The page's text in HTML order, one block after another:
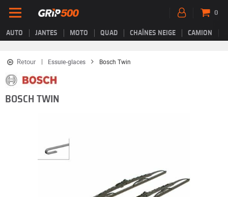
AUTO JANTES MOTO QUAD CHAÎNES NEIGE CAMION
0
Retour Essuie-glaces Bosch Twin
BOSCH TWIN